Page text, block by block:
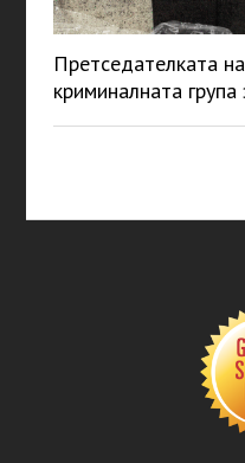
Претседателката
криминалната група